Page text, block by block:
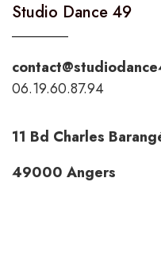
Studio Dance 49
06.19.60.87.94
11 Bd Charles
49000 Angers